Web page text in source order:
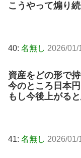
こうやって煽り
40: 名無し 2026/01/
資産をどの形で
今のところ日本
もし今後上がる
41: 名無し 2026/01/